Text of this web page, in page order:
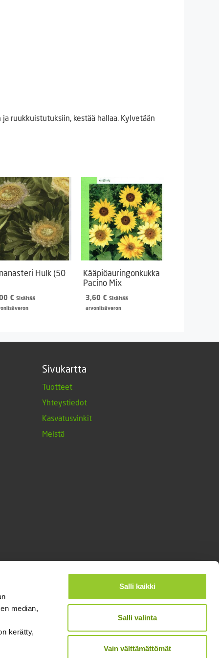
median,
kerätty,
Salli kaikki
Salli valinta
Vain välttämättömät
ruukkuistutuksiin, kestää hallaa. Kylvetään
Hulk (50
€ Sisältää
Kääpiöauringonkukka
Pacino Mix
3,60 € Sisältää
arvonlisäveron
Sivukartta
Tuotteet
Yhteystiedot
Kasvatusvinkit
Meistä
Designed and Released by Rock My Business